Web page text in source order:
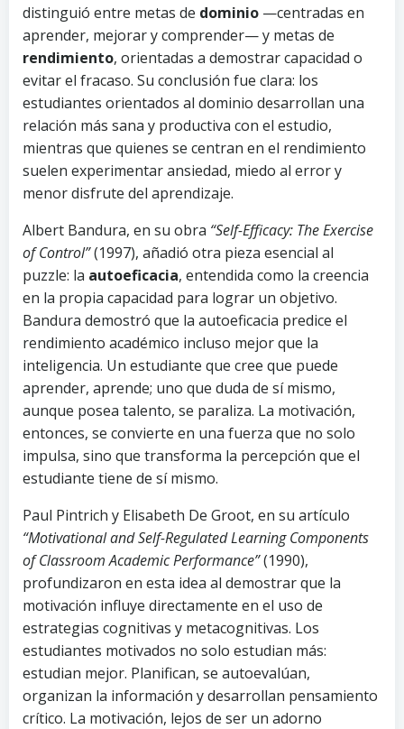
distinguió entre metas de dominio —centradas en
aprender, mejorar y comprender— y metas de
rendimiento, orientadas a demostrar capacidad o
evitar el fracaso. Su conclusión fue clara: los
estudiantes orientados al dominio desarrollan una
relación más sana y productiva con el estudio,
mientras que quienes se centran en el rendimiento
suelen experimentar ansiedad, miedo al error y
menor disfrute del aprendizaje.
Albert Bandura, en su obra “Self-Efficacy: The Exercise
of Control”(1997), añadió otra pieza esencial al
puzzle: la autoeficacia, entendida como la creencia
en la propia capacidad para lograr un objetivo.
Bandura demostró que la autoeficacia predice el
rendimiento académico incluso mejor que la
inteligencia. Un estudiante que cree que puede
aprender, aprende; uno que duda de sí mismo,
aunque posea talento, se paraliza. La motivación,
entonces, se convierte en una fuerza que no solo
impulsa, sino que transforma la percepción que el
estudiante tiene de sí mismo.
Paul Pintrich y Elisabeth De Groot, en su artículo
“Motivational and Self-Regulated Learning Components
of Classroom Academic Performance”(1990),
profundizaron en esta idea al demostrar que la
motivación influye directamente en el uso de
estrategias cognitivas y metacognitivas. Los
estudiantes motivados no solo estudian más:
estudian mejor. Planifican, se autoevalúan,
organizan la información y desarrollan pensamiento
crítico. La motivación, lejos de ser un adorno